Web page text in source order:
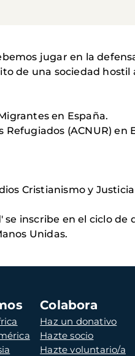
jugar en la
de una sociedad hostil
en España.
(ACNUR) en
Cristianismo y Justicia
inscribe en el ciclo de
Unidas.
Colabora
Haz un donativo
Hazte socio
Hazte voluntario/a